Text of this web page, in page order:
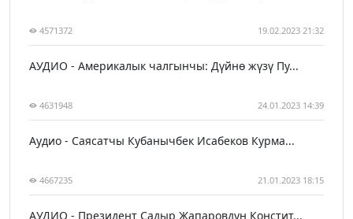
4571372 19.02.2023 21:32
АУДИО - Америкалык чалгынчы: Дүйнө жүзү Пу...
4631948 24.01.2023 14:39
Аудио - Саясатчы Кубанычбек Исабеков Курма...
4667235 21.01.2023 18:15
АУДИО - Президент Садыр Жапаровдун Констит...